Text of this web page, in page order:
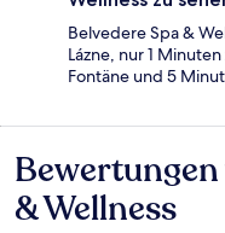
Belvedere Spa &
Lázne, nur 1
Fontäne und 5
Bewertungen
& Wellness